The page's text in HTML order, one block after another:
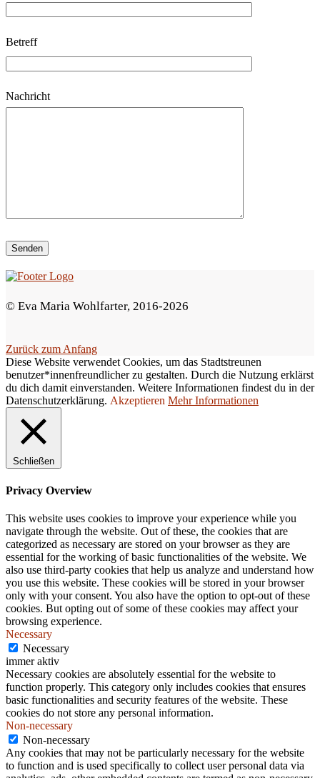
e
a
s
s
e
s
e
l
l
e
e
Betreff
Nachricht
© Eva Maria Wohlfarter, 2016-2026
Zurück zum Anfang
Diese Website verwendet Cookies, um das Stadtstreunen
benutzer*innenfreundlicher zu gestalten. Durch die Nutzung erklärst
du dich damit einverstanden. Weitere Informationen findest du in der
Datenschutzerklärung. Akzeptieren Mehr Informationen
Schließen
Privacy Overview
This website uses cookies to improve your experience while you
navigate through the website. Out of these, the cookies that are
categorized as necessary are stored on your browser as they are
essential for the working of basic functionalities of the website. We
also use third-party cookies that help us analyze and understand how
you use this website. These cookies will be stored in your browser
only with your consent. You also have the option to opt-out of these
cookies. But opting out of some of these cookies may affect your
browsing experience.
Necessary
Necessary
immer aktiv
Necessary cookies are absolutely essential for the website to
function properly. This category only includes cookies that ensures
basic functionalities and security features of the website. These
cookies do not store any personal information.
Non-necessary
Non-necessary
Any cookies that may not be particularly necessary for the website
to function and is used specifically to collect user personal data via